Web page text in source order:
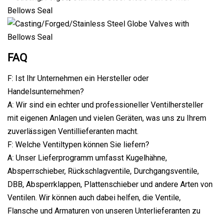
FAQ
F: Ist Ihr Unternehmen ein Hersteller oder
Handelsunternehmen?
A: Wir sind ein echter und professioneller Ventilhersteller
mit eigenen Anlagen und vielen Geräten, was uns zu Ihrem
zuverlässigen Ventillieferanten macht.
F: Welche Ventiltypen können Sie liefern?
A: Unser Lieferprogramm umfasst Kugelhähne,
Absperrschieber, Rückschlagventile, Durchgangsventile,
DBB, Absperrklappen, Plattenschieber und andere Arten von
Ventilen. Wir können auch dabei helfen, die Ventile,
Flansche und Armaturen von unseren Unterlieferanten zu